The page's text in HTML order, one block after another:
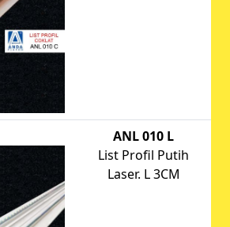
ANL 010 L
List Profil Putih
Laser. L 3CM